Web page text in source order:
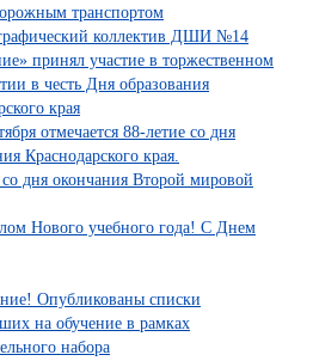
транспортом
коллектив ДШИ №14
принял участие в торжественном
в честь Дня образования
края
отмечается 88-летие со дня
Краснодарского края.
со дня окончания Второй мировой
Нового учебного года! С Днем
Опубликованы списки
на обучение в рамках
набора